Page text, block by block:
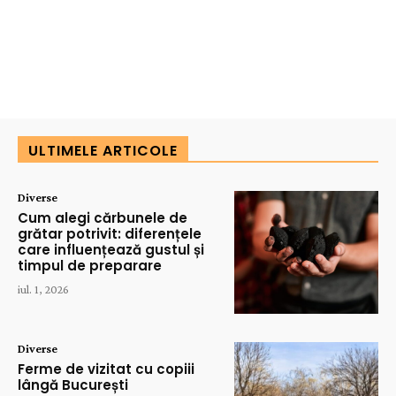
ULTIMELE ARTICOLE
Diverse
Cum alegi cărbunele de
grătar potrivit: diferențele
care influențează gustul și
timpul de preparare
iul. 1, 2026
Diverse
Ferme de vizitat cu copiii
lângă București